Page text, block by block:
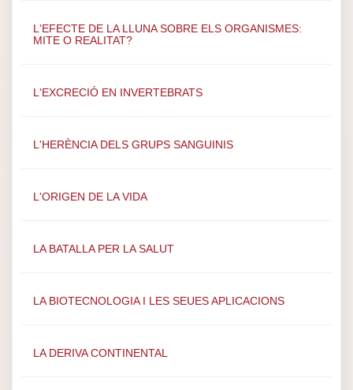
L'EFECTE DE LA LLUNA SOBRE ELS ORGANISMES:
MITE O REALITAT?
L'EXCRECIÓ EN INVERTEBRATS
L'HERÈNCIA DELS GRUPS SANGUINIS
L'ORIGEN DE LA VIDA
LA BATALLA PER LA SALUT
LA BIOTECNOLOGIA I LES SEUES APLICACIONS
LA DERIVA CONTINENTAL